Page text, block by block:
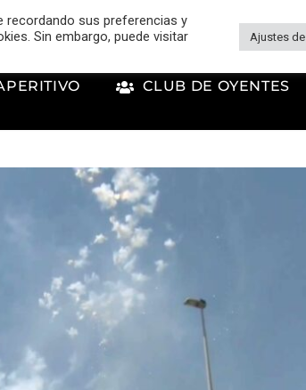
CLUB DE OYENTES
recordando sus preferencias y
Sin embargo, puede visitar
Ajustes